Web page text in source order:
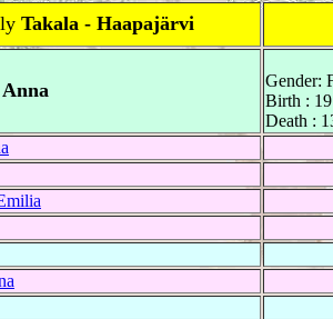
Takala - Haapajärvi
Gender:
Birth :
Death :